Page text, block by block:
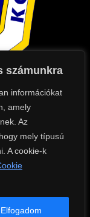
számunkra
információkat
amely
Az
mely típusú
A cookie-k
Elfogadom
utca